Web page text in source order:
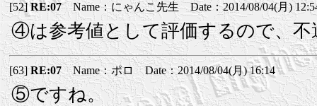
[52]RE:07Name：にゃんこ先生 Date：2014/08/04(月)
④は参考値として評価するので、不
[63]RE:07Name：ポロ Date：2014/08/04(月) 16:14
⑤ですね。